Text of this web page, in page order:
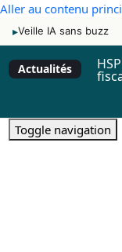
Aller au contenu
▸Veille IA sans buzz
Actualités
Toggle navigation